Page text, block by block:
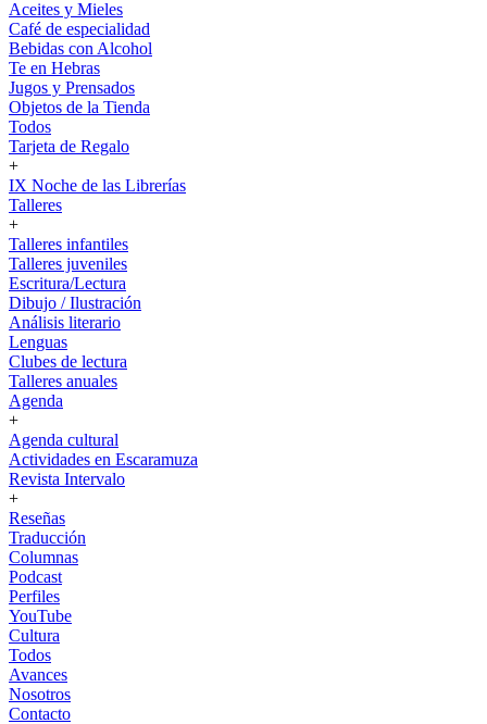
Aceites y Mieles
Café de especialidad
Bebidas con Alcohol
Te en Hebras
Jugos y Prensados
Objetos de la Tienda
Todos
Tarjeta de Regalo
+
IX Noche de las Librerías
Talleres
+
Talleres infantiles
Talleres juveniles
Escritura/Lectura
Dibujo / Ilustración
Análisis literario
Lenguas
Clubes de lectura
Talleres anuales
Agenda
+
Agenda cultural
Actividades en Escaramuza
Revista Intervalo
+
Reseñas
Traducción
Columnas
Podcast
Perfiles
YouTube
Cultura
Todos
Avances
Nosotros
Contacto